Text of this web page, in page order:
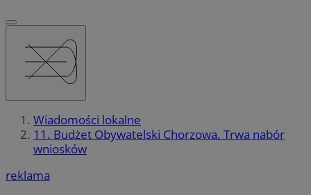
Wiadomości lokalne
11. Budżet Obywatelski Chorzowa. Trwa nabór
wniosków
reklama